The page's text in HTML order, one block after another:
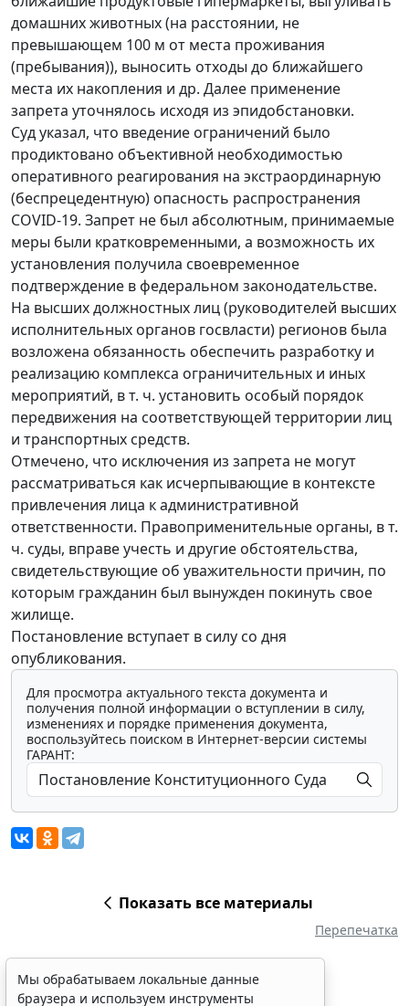
домашних животных (на расстоянии, не
превышающем 100 м от места проживания
(пребывания)), выносить отходы до ближайшего
места их накопления и др. Далее применение
запрета уточнялось исходя из эпидобстановки.
Суд указал, что введение ограничений было
продиктовано объективной необходимостью
оперативного реагирования на экстраординарную
(беспрецедентную) опасность распространения
COVID-19. Запрет не был абсолютным, принимаемые
меры были кратковременными, а возможность их
установления получила своевременное
подтверждение в федеральном законодательстве.
На высших должностных лиц (руководителей высших
исполнительных органов госвласти) регионов была
возложена обязанность обеспечить разработку и
реализацию комплекса ограничительных и иных
мероприятий, в т. ч. установить особый порядок
передвижения на соответствующей территории лиц
и транспортных средств.
Отмечено, что исключения из запрета не могут
рассматриваться как исчерпывающие в контексте
привлечения лица к административной
ответственности. Правоприменительные органы, в т.
ч. суды, вправе учесть и другие обстоятельства,
свидетельствующие об уважительности причин, по
которым гражданин был вынужден покинуть свое
жилище.
Постановление вступает в силу со дня
опубликования.
Для просмотра актуального текста документа и
получения полной информации о вступлении в силу,
изменениях и порядке применения документа,
воспользуйтесь поиском в Интернет-версии системы
ГАРАНТ:
Показать все материалы
Перепечатка
Мы обрабатываем локальные данные
браузера и используем инструменты